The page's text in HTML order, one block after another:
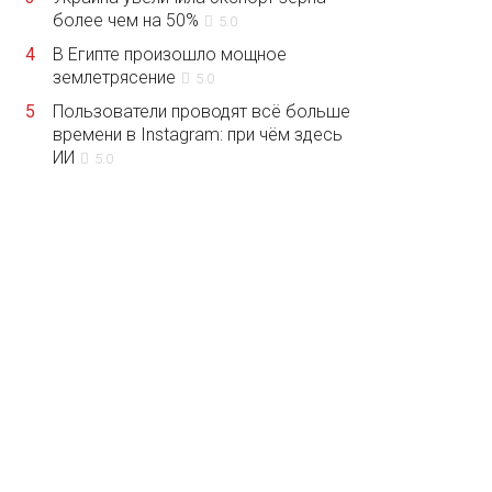
более чем на 50%
5.0
4
В Египте произошло мощное
землетрясение
5.0
5
Пользователи проводят всё больше
времени в Instagram: при чём здесь
ИИ
5.0